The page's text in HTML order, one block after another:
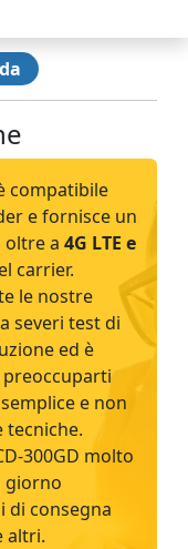
compatibile
e fornisce un
oltre a 4G LTE e
carrier.
le nostre
severi test di
ed è
preoccuparti
e non
tecniche.
300GD molto
giorno
di consegna
altri.